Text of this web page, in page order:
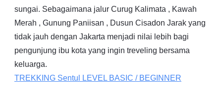
sungai. Sebagaimana jalur Curug Kalimata , Kawah
Merah , Gunung Paniisan , Dusun Cisadon Jarak yang
tidak jauh dengan Jakarta menjadi nilai lebih bagi
pengunjung ibu kota yang ingin treveling bersama
keluarga.
TREKKING Sentul LEVEL BASIC / BEGINNER